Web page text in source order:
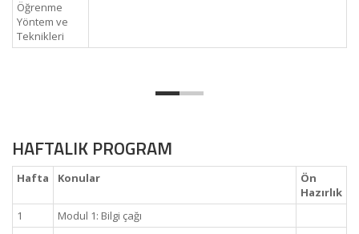
Öğrenme
Yöntem ve
Teknikleri
HAFTALIK PROGRAM
Hafta Konular
Ön
Hazırlık
1
Modul 1: Bilgi çağı